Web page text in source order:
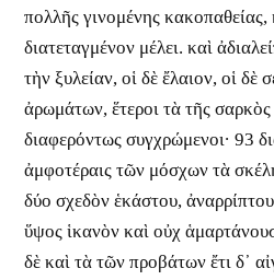
πολλῆς γινομένης
διατεταγμένον μέλει. καὶ
τὴν ξυλείαν, οἱ δὲ ἔλαιον, οἱ δὲ
ἀρωμάτων, ἕτεροι τὰ τῆς σαρκὸς
διαφερόντως συγχρώμενοι· 93
ἀμφοτέραις τῶν μόσχων τὰ
δύο σχεδὸν ἑκάστου,
ὕψος ἱκανὸν καὶ οὐχ
δὲ καὶ τὰ τῶν προβάτων ἔτι δ᾽